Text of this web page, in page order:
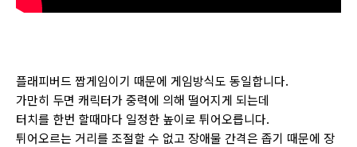
플래피버드 짭게임이기 때문에 게임방식도 동일합니다.
가만히 두면 캐릭터가 중력에 의해 떨어지게 되는데
터치를 한번 할때마다 일정한 높이로 튀어오릅니다.
튀어오르는 거리를 조절할 수 없고 장애물 간격은 좁기 때문에 장